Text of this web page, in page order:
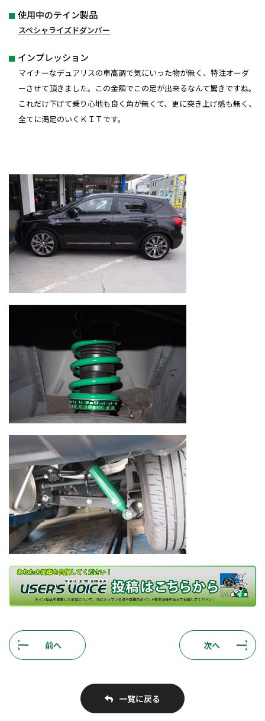
使用中のテイン製品
スペシャライズドダンパー
インプレッション
マイナーなデュアリスの車高調で気にいった物が無く、特注オーダ
ーさせて頂きました。この金額でこの足が出来るなんて驚きですね。
これだけ下げて乗り心地も良く角が無くて、更に突き上げ感も無く、
全てに満足のいくＫＩＴです。
前へ 次へ
一覧に戻る